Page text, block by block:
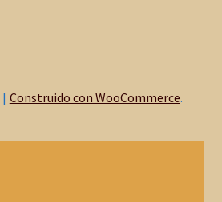
Construido con WooCommerce.